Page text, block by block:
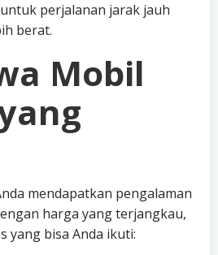
perjalanan jarak jauh
berat.
Mobil
mendapatkan pengalaman
harga yang terjangkau,
yang bisa Anda ikuti: